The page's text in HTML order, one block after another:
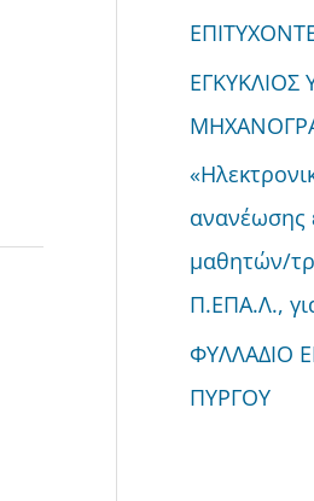
ανανέωσης
μαθητών/
Π.ΕΠΑ.Λ.,
ΦΥΛΛΑΔΙΟ
ΠΥΡΓΟΥ